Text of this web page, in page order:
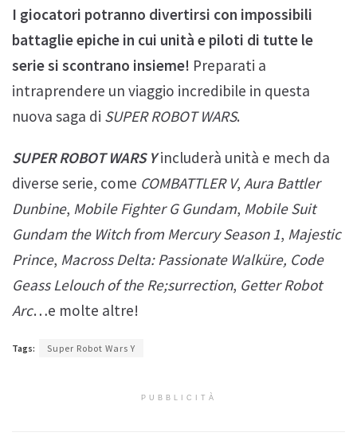
I giocatori potranno divertirsi con impossibili
battaglie epiche in cui unità e piloti di tutte le
serie si scontrano insieme! Preparati a
intraprendere un viaggio incredibile in questa
nuova saga di SUPER ROBOT WARS.
SUPER ROBOT WARS Yincluderà unità e mech da
diverse serie, come COMBATTLER V, Aura Battler
Dunbine, Mobile Fighter G Gundam, Mobile Suit
Gundam the Witch from Mercury Season 1, Majestic
Prince, Macross Delta: Passionate Walküre, Code
Geass Lelouch of the Re;surrection, Getter Robot
Arc…e molte altre!
Tags: Super Robot Wars Y
PUBBLICITÀ